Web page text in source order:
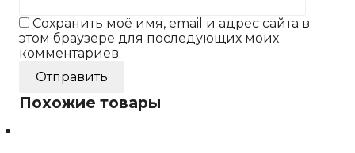
Сохранить моё имя, email и адрес сайта в
этом браузере для последующих моих
комментариев.
Похожие товары